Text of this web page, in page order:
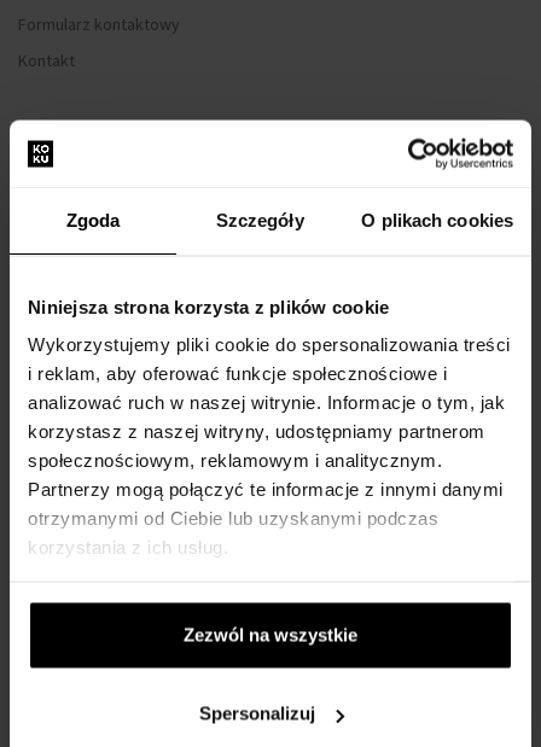
Zgoda Szczegóły O plikach cookies
Niniejsza strona korzysta z plików cookie
Wykorzystujemy pliki cookie do spersonalizowania treści
i reklam, aby oferować funkcje społecznościowe i
analizować ruch w naszej witrynie. Informacje o tym, jak
korzystasz z naszej witryny, udostępniamy partnerom
społecznościowym, reklamowym i analitycznym.
Partnerzy mogą połączyć te informacje z innymi danymi
otrzymanymi od Ciebie lub uzyskanymi podczas
korzystania z ich usług.
Zezwól na wszystkie
Spersonalizuj
Formularz kontaktowy
Kontakt
Regulamin zakupów
Prywatność
Kiedy otrzymam zamówiony towar?
Dlaczego perfumy od nas?
Co to jest tester perfum?
Wodoszczelność zegarków
Tylko oryginalne towary
Często Zadawane Pytania